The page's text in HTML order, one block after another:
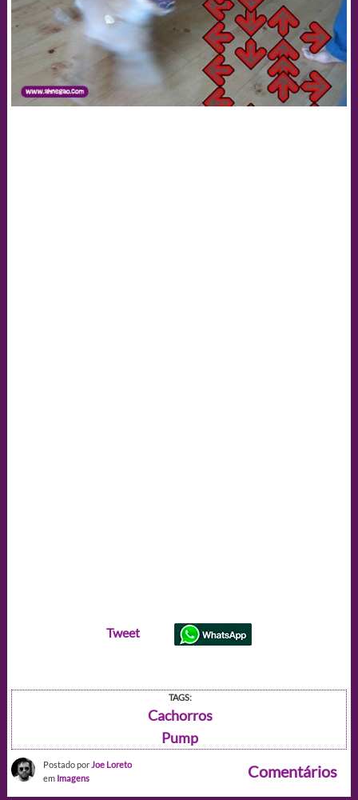
Tweet
TAGS:
Cachorros
Pump
Postado por Joe Loreto
em Imagens Comentários